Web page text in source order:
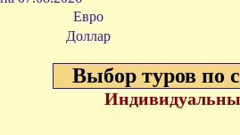
Евро
Доллар
Выбор туров по